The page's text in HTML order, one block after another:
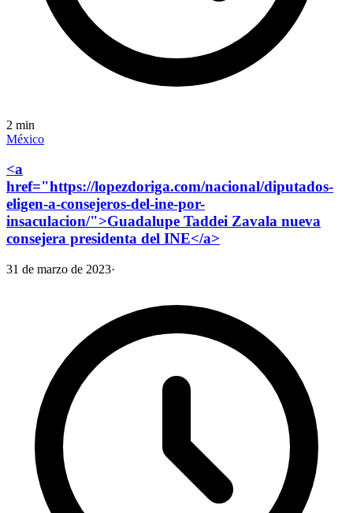
2 min
México
<a
href="https://lopezdoriga.com/nacional/diputados-
eligen-a-consejeros-del-ine-por-
insaculacion/">Guadalupe Taddei Zavala nueva
consejera presidenta del INE</a>
31 de marzo de 2023·